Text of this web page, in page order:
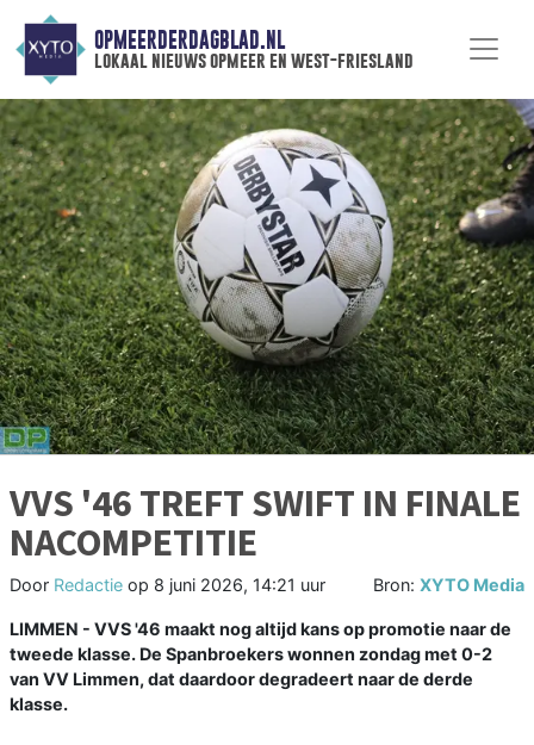
OPMEERDERDAGBLAD.NL
lokaal nieuws opmeer en west-friesland
VVS '46 TREFT SWIFT IN FINALE
NACOMPETITIE
Door Redactie op 8 juni 2026, 14:21 uur Bron: XYTO Media
LIMMEN - VVS '46 maakt nog altijd kans op promotie naar de
tweede klasse. De Spanbroekers wonnen zondag met 0-2
van VV Limmen, dat daardoor degradeert naar de derde
klasse.